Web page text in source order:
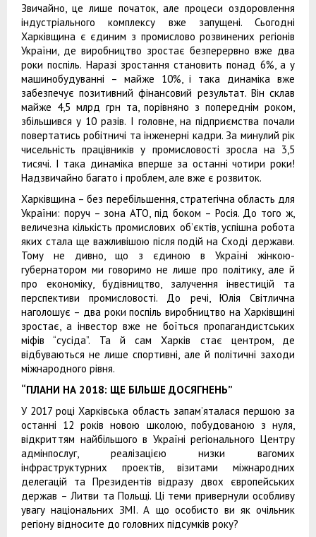
Звичайно, це лише початок, але процеси оздоровлення
індустріального комплексу вже запущені. Сьогодні
Харківщина є єдиним з промислово розвинених регіонів
України, де виробництво зростає безперервно вже два
роки поспіль. Наразі зростання становить понад 6%, а у
машинобудуванні – майже 10%, і така динаміка вже
забезпечує позитивний фінансовий результат. Він склав
майже 4,5 млрд грн та, порівняно з попереднім роком,
збільшився у 10 разів. І головне, на підприємства почали
повертатись робітничі та інженерні кадри. За минулий рік
чисельність працівників у промисловості зросла на 3,5
тисячі. І така динаміка вперше за останні чотири роки!
Надзвичайно багато і проблем, але вже є розвиток.
Харківщина – без перебільшення, стратегічна область для
України: поруч – зона АТО, під боком – Росія. До того ж,
величезна кількість промислових об’єктів, успішна робота
яких стала ще важливішою після подій на Сході держави.
Тому не дивно, що з єдиною в Україні жінкою-
губернатором ми говоримо не лише про політику, але й
про економіку, будівництво, залучення інвестицій та
перспективи промисловості. До речі, Юлія Світлична
наголошує – два роки поспіль виробництво на Харківщині
зростає, а інвестор вже не боїться пропагандистських
міфів “сусіда”. Та й сам Харків стає центром, де
відбуваються не лише спортивні, але й політичні заходи
міжнародного рівня.
“ПЛАНИ НА 2018: ЩЕ БІЛЬШЕ ДОСЯГНЕНЬ”
У 2017 році Харківська область запам’яталася першою за
останні 12 років новою школою, побудованою з нуля,
відкриттям найбільшого в Україні регіонального Центру
адмінпослуг, реалізацією низки вагомих
інфраструктурних проектів, візитами міжнародних
делегацій та Президентів відразу двох європейських
держав – Литви та Польщі. Ці теми привернули особливу
увагу національних ЗМІ. А що особисто ви як очільник
регіону відносите до головних підсумків року?